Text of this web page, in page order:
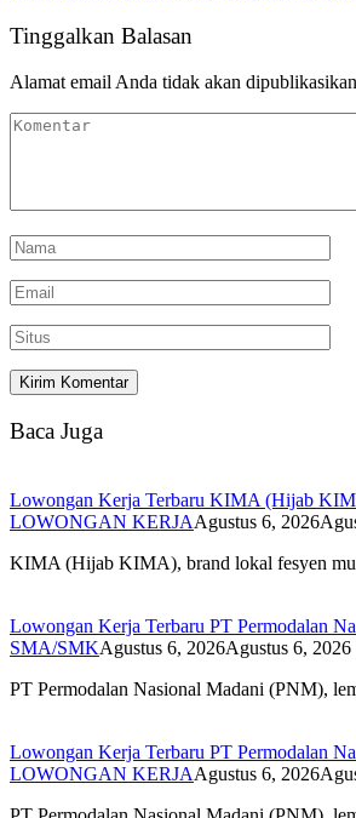
Tinggalkan Balasan
Alamat email Anda tidak akan
Baca Juga
Lowongan Kerja Terbaru KIMA (Hijab
LOWONGAN KERJAAgustus 6, 2026
KIMA (Hijab KIMA), brand lokal fesyen
Lowongan Kerja Terbaru PT Permodalan
SMA/SMKAgustus 6, 2026Agustus 6, 2026
PT Permodalan Nasional Madani (PNM),
Lowongan Kerja Terbaru PT Permodalan
LOWONGAN KERJAAgustus 6, 2026